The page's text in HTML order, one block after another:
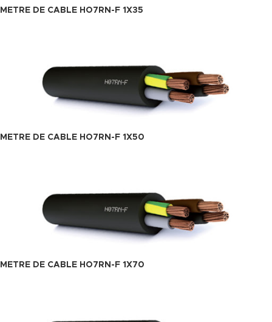
METRE DE CABLE HO7RN-F 1X35
METRE DE CABLE HO7RN-F 1X50
METRE DE CABLE HO7RN-F 1X70